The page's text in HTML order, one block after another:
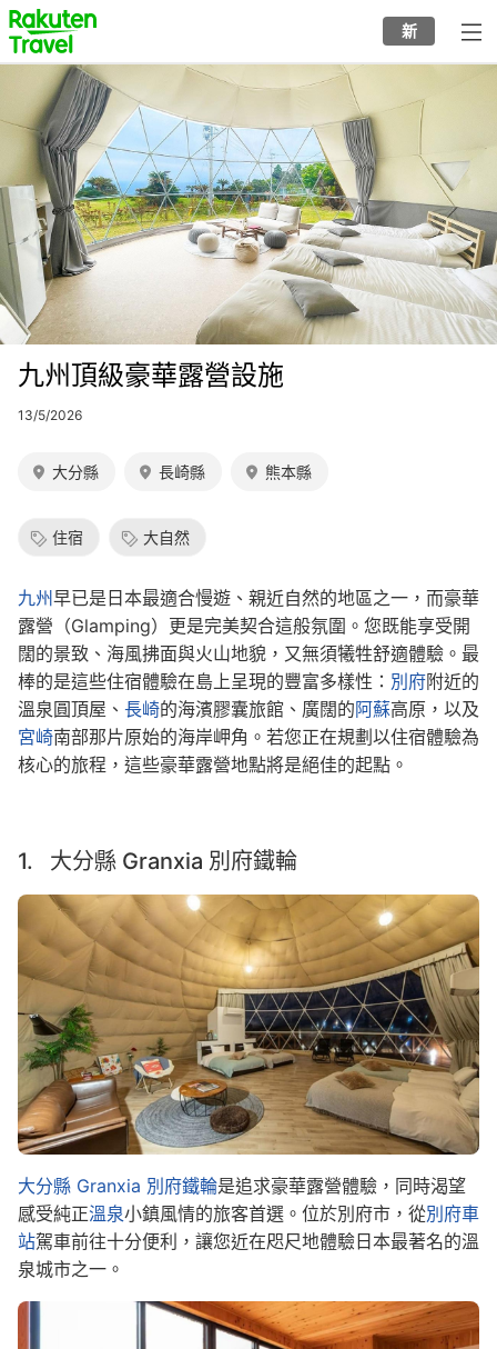
Skip
to
main
content
to
top
page
新
九州頂級豪華露營設施
13/5/2026
大分縣 長崎縣 熊本縣
住宿 大自然
九州早已是日本最適合慢遊、親近自然的地區之一，而豪華
露營（Glamping）更是完美契合這般氛圍。您既能享受開
闊的景致、海風拂面與火山地貌，又無須犧牲舒適體驗。最
棒的是這些住宿體驗在島上呈現的豐富多樣性： 別府附近的
溫泉圓頂屋、 長崎的海濱膠囊旅館、廣闊的阿蘇高原，以及
宮崎南部那片原始的海岸岬角。若您正在規劃以住宿體驗為
核心的旅程，這些豪華露營地點將是絕佳的起點。
1. 大分縣 Granxia 別府鐵輪
Image
大分縣 Granxia 別府鐵輪是追求豪華露營體驗，同時渴望
感受純正溫泉小鎮風情的旅客首選。位於別府市，從別府車
站駕車前往十分便利，讓您近在咫尺地體驗日本最著名的溫
泉城市之一。
Image